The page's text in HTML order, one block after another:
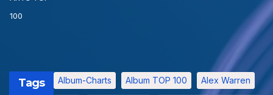
Tags Album-Charts Album TOP 100 Alex Warren